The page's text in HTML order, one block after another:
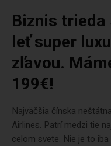
Biznis
leť super
zľavou.
199€!
Najväčšia čínska
Airlines. Patrí medzi tie
celom svete. Nie je to